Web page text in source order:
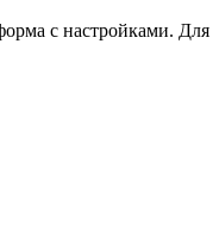
с настройками. Для